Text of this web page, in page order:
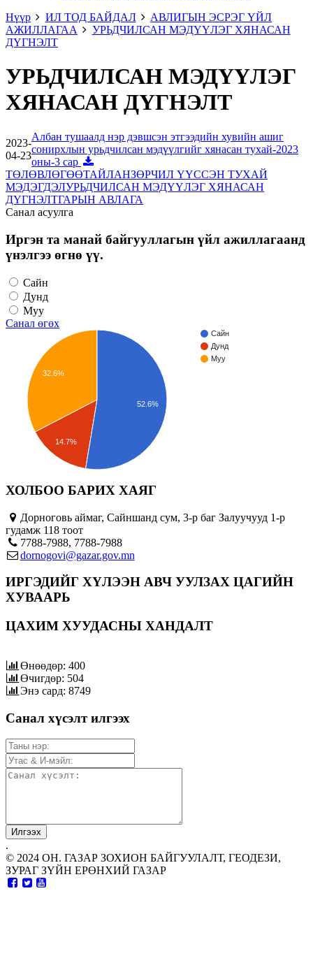
Нүүр
ИЛ ТОД БАЙДАЛ
АВЛИГЫН ЭСРЭГ ҮЙЛ
АЖИЛЛАГАА
УРЬДЧИЛСАН МЭДҮҮЛЭГ ХЯНАСАН
ДҮГНЭЛТ
УРЬДЧИЛСАН МЭДҮҮЛЭГ
ХЯНАСАН ДҮГНЭЛТ
2023-
04-23
Албан тушаалд нэр дэвшсэн этгээдийн хувийн ашиг
сонирхлын урьдчилсан мэдүүлгийг хянасан тухай-2023
оны-3 сар
ТӨЛӨВЛӨГӨӨТАЙЛАНЗӨРЧИЛ ҮҮССЭН ТУХАЙ
МЭДЭГДЭЛУРЬДЧИЛСАН МЭДҮҮЛЭГ ХЯНАСАН
ДҮГНЭЛТГАРЫН АВЛАГА
Санал асуулга
Иргэн та манай байгууллагын үйл ажиллагаанд
үнэлгээ өгнө үү.
Сайн
Дунд
Муу
Санал өгөх
Сайн
Дунд
Муу
32.6%
14.7%
52.6%
ХОЛБОО БАРИХ ХАЯГ
Дорноговь аймаг, Сайншанд сум, 3-р баг Залуучууд 1-р
гудамж 118 тоот
7788-7988, 7788-7988
dornogovi@gazar.gov.mn
ИРГЭДИЙГ ХҮЛЭЭН АВЧ УУЛЗАХ ЦАГИЙН
ХУВААРЬ
ЦАХИМ ХУУДАСНЫ ХАНДАЛТ
Өнөөдөр: 400
Өчигдөр: 504
Энэ сард: 8749
Санал хүсэлт илгээх
.
© 2024 ОН. ГАЗАР ЗОХИОН БАЙГУУЛАЛТ, ГЕОДЕЗИ,
ЗУРАГ ЗҮЙН ЕРӨНХИЙ ГАЗАР